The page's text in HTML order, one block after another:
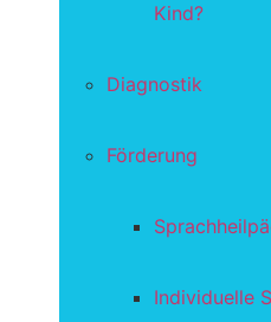
Kind?
Diagnostik
Förderung
Individuelle